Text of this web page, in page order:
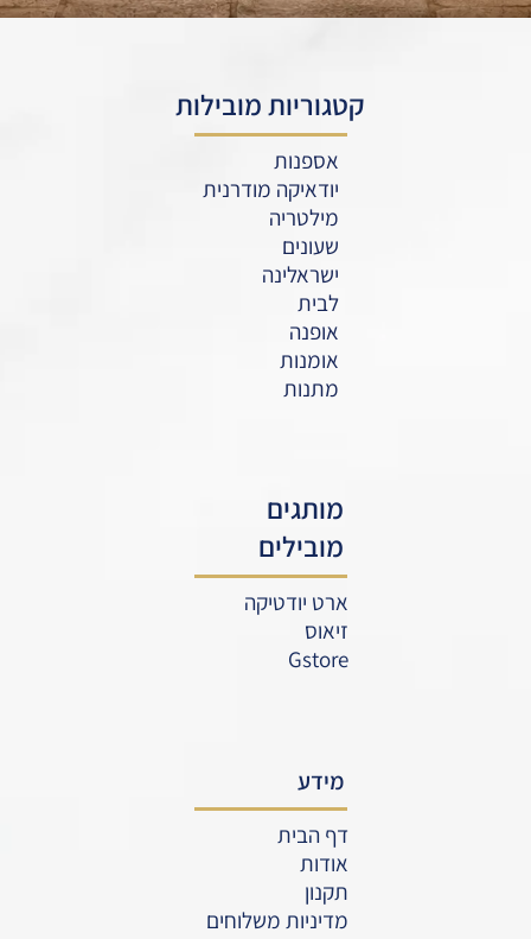
קטגוריות מובילות
אספנות
יודאיקה מודרנית
מילטריה
שעונים
ישראלינה
לבית
אופנה
אומנות
מתנות
מותגים
מובילים
ארט יודטיקה
זיאוס
Gstore
מידע
דף הבית
אודות
תקנון
מדיניות משלוחים